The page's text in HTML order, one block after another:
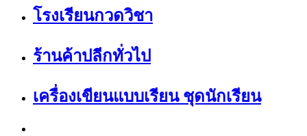
โรงเรียนกวดวิชา
ร้านค้าปลีกทั่วไป
เครื่องเขียนแบบเรียน ชุดนักเรียน